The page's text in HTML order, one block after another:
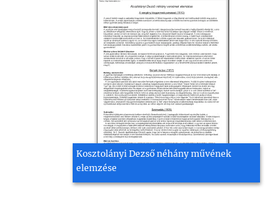
Kosztolányi Dezső néhány művének
elemzése